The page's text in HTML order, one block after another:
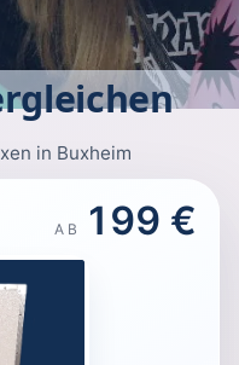
in Buxheim
AB 199 €